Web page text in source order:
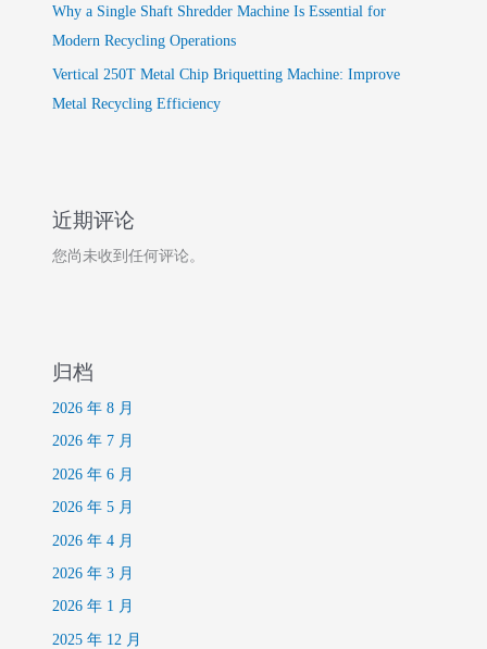
Why a Single Shaft Shredder Machine Is Essential for
Modern Recycling Operations
Vertical 250T Metal Chip Briquetting Machine: Improve
Metal Recycling Efficiency
近期评论
您尚未收到任何评论。
归档
2026 年 8 月
2026 年 7 月
2026 年 6 月
2026 年 5 月
2026 年 4 月
2026 年 3 月
2026 年 1 月
2025 年 12 月